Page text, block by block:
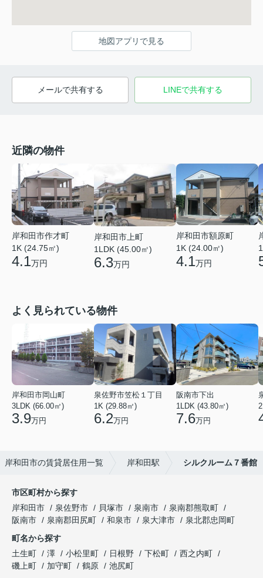
地図アプリで見る
メールで共有する LINEで共有する
近隣の物件
岸和田市作才町
1K (24.75㎡)
4.1万円
岸和田市上町
1LDK (45.00㎡)
6.3万円
岸和田市額原町
1K (24.00㎡)
4.1万円
よく見られている物件
岸和田市岡山町
3LDK (66.00㎡)
3.9万円
泉佐野市笠松１丁目
1K (29.88㎡)
6.2万円
阪南市下出
1LDK (43.80㎡)
7.6万円
岸和田市の賃貸居住用一覧 岸和田駅 シルクルーム７番館
市区町村から探す
岸和田市
泉佐野市 貝塚市 泉南市
泉南郡熊取町
阪南市
泉南郡田尻町 和泉市 泉大津市
泉北郡忠岡町
町名から探す
土生町
澤 小松里町 日根野 下松町
西之内町
磯上町
加守町 鶴原
池尻町